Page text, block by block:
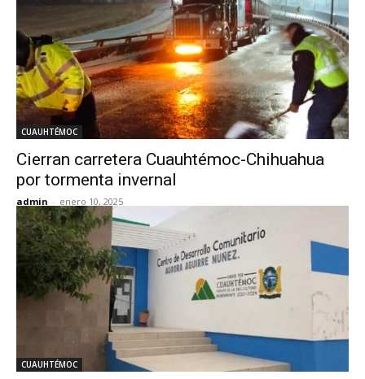
CUAUHTÉMOC
Cierran carretera Cuauhtémoc-Chihuahua
por tormenta invernal
admin - enero 10, 2025
CUAUHTÉMOC